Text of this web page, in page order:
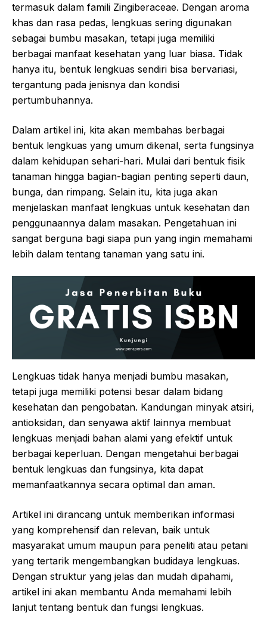
termasuk dalam famili Zingiberaceae. Dengan aroma
khas dan rasa pedas, lengkuas sering digunakan
sebagai bumbu masakan, tetapi juga memiliki
berbagai manfaat kesehatan yang luar biasa. Tidak
hanya itu, bentuk lengkuas sendiri bisa bervariasi,
tergantung pada jenisnya dan kondisi
pertumbuhannya.
Dalam artikel ini, kita akan membahas berbagai
bentuk lengkuas yang umum dikenal, serta fungsinya
dalam kehidupan sehari-hari. Mulai dari bentuk fisik
tanaman hingga bagian-bagian penting seperti daun,
bunga, dan rimpang. Selain itu, kita juga akan
menjelaskan manfaat lengkuas untuk kesehatan dan
penggunaannya dalam masakan. Pengetahuan ini
sangat berguna bagi siapa pun yang ingin memahami
lebih dalam tentang tanaman yang satu ini.
Lengkuas tidak hanya menjadi bumbu masakan,
tetapi juga memiliki potensi besar dalam bidang
kesehatan dan pengobatan. Kandungan minyak atsiri,
antioksidan, dan senyawa aktif lainnya membuat
lengkuas menjadi bahan alami yang efektif untuk
berbagai keperluan. Dengan mengetahui berbagai
bentuk lengkuas dan fungsinya, kita dapat
memanfaatkannya secara optimal dan aman.
Artikel ini dirancang untuk memberikan informasi
yang komprehensif dan relevan, baik untuk
masyarakat umum maupun para peneliti atau petani
yang tertarik mengembangkan budidaya lengkuas.
Dengan struktur yang jelas dan mudah dipahami,
artikel ini akan membantu Anda memahami lebih
lanjut tentang bentuk dan fungsi lengkuas.